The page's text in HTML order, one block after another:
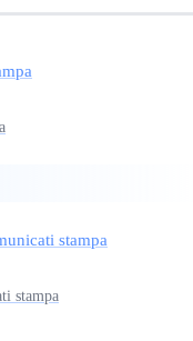
stampa
stampa